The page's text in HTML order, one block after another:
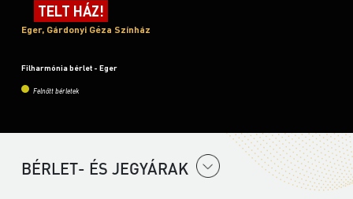
TELT HÁZ!
Eger, Gárdonyi Géza Színház
Filharmónia bérlet - Eger
Felnőtt bérletek
BÉRLET- ÉS JEGYÁRAK